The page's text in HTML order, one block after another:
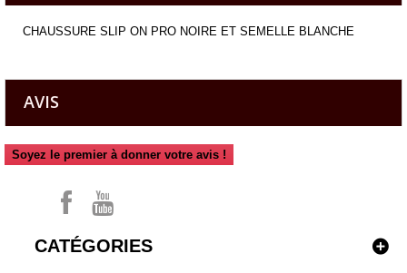
CHAUSSURE SLIP ON PRO NOIRE ET SEMELLE BLANCHE
AVIS
Soyez le premier à donner votre avis !
CATÉGORIES